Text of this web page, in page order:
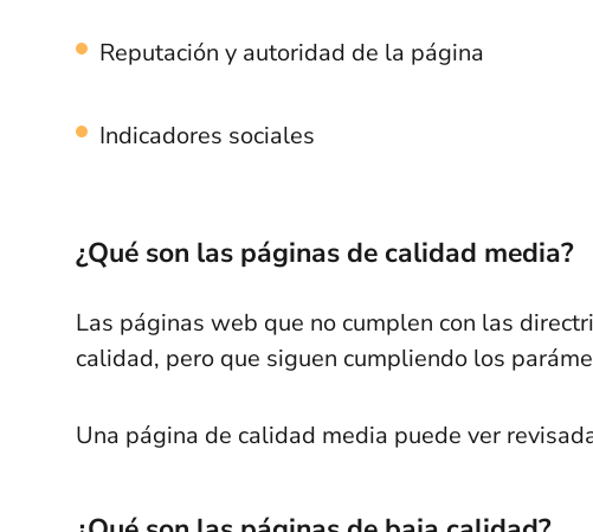
Reputación y autoridad de la página
Indicadores sociales
¿Qué son las páginas de calidad media?
Las páginas web que no cumplen con las
calidad, pero que siguen cumpliendo los
Una página de calidad media puede ver